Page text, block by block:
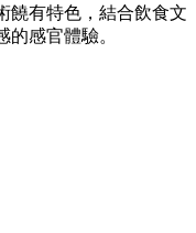
饒有特色，結合飲食文
感官體驗。